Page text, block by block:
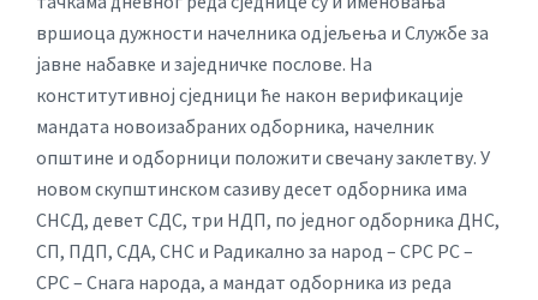
вршиоца дужности начелника одјељења и Службе за
јавне набавке и заједничке послове. На
конститутивној сједници ће након верификације
мандата новоизабраних одборника, начелник
општине и одборници положити свечану заклетву. У
новом скупштинском сазиву десет одборника има
СНСД, девет СДС, три НДП, по једног одборника ДНС,
СП, ПДП, СДА, СНС и Радикално за народ – СРС РС –
СРС – Снага народа, а мандат одборника из реда